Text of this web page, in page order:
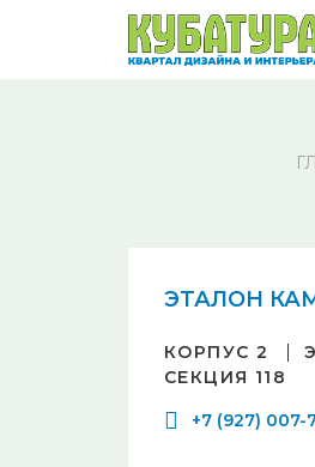
ЭТАЛОН
КОРПУС 2
СЕКЦИЯ 118
+7 (927) 007-